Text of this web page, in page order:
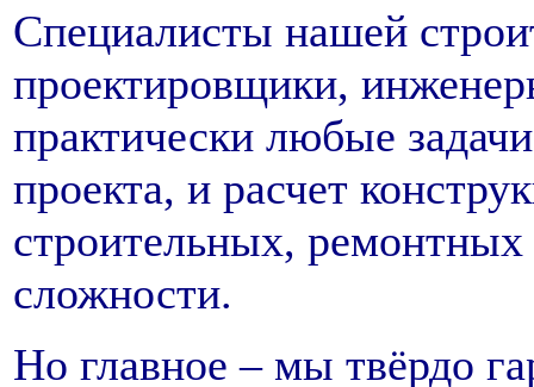
Специалисты нашей
проектировщики,
практически любые
проекта, и расчет
строительных,
сложности.
Но главное – мы твёрдо